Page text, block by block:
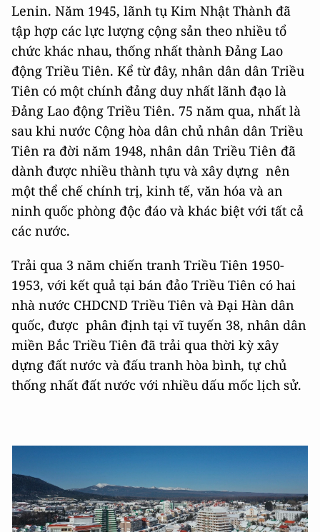
Lenin. Năm 1945, lãnh tụ Kim Nhật Thành đã
tập hợp các lực lượng cộng sản theo nhiều tổ
chức khác nhau, thống nhất thành Đảng Lao
động Triều Tiên. Kể từ đây, nhân dân dân Triều
Tiên có một chính đảng duy nhất lãnh đạo là
Đảng Lao động Triều Tiên. 75 năm qua, nhất là
sau khi nước Cộng hòa dân chủ nhân dân Triều
Tiên ra đời năm 1948, nhân dân Triều Tiên đã
dành được nhiều thành tựu và xây dựng nên
một thể chế chính trị, kinh tế, văn hóa và an
ninh quốc phòng độc đáo và khác biệt với tất cả
các nước.
Trải qua 3 năm chiến tranh Triều Tiên 1950-
1953, với kết quả tại bán đảo Triều Tiên có hai
nhà nước CHDCND Triều Tiên và Đại Hàn dân
quốc, được phân định tại vĩ tuyến 38, nhân dân
miền Bắc Triều Tiên đã trải qua thời kỳ xây
dựng đất nước và đấu tranh hòa bình, tự chủ
thống nhất đất nước với nhiều dấu mốc lịch sử.